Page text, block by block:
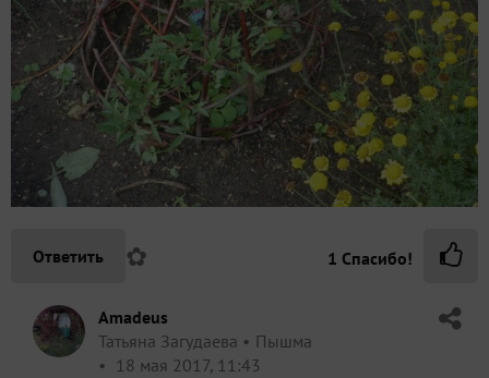
Ответить ✿ 1 Спасибо!
Amadeus
Татьяна Загудаева
Пышма
18 мая 2017, 11:43